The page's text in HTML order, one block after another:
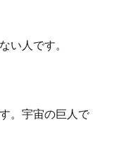
い人です。
。宇宙の巨人で